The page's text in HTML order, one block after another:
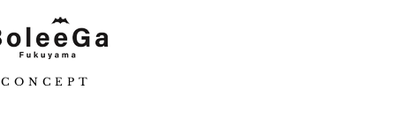
CONCEPT